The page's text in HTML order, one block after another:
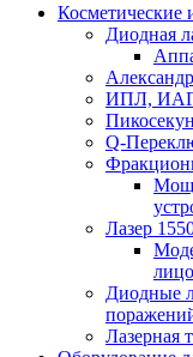
Косметические
Диодная
ИПЛ, ИАГ
Q-
Лазер
Диодные
Лазерная